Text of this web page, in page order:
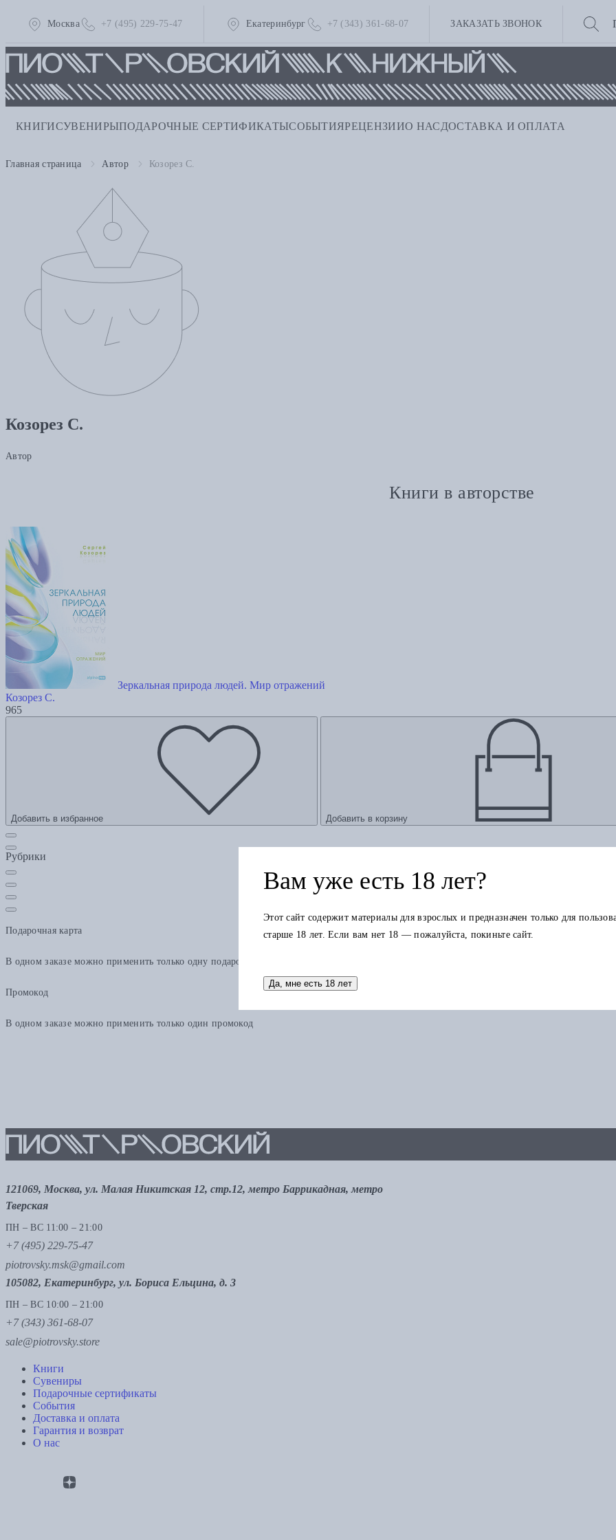
Москва +7 (495) 229-75-47 Екатеринбург +7 (343) 361-68-07 ЗАКАЗАТЬ ЗВОНОК
КНИГИСУВЕНИРЫПОДАРОЧНЫЕ СЕРТИФИКАТЫСОБЫТИЯРЕЦЕНЗИИО НАС ДОСТАВКА И ОПЛАТА
Главная страница Автор Козорез С.
Козорез С.
Автор
Книги в авторстве
Зеркальная природа людей. Мир отражений
Козорез С.
965
Добавить в избранное Добавить в корзину
Рубрики
Подарочная карта
В одном заказе можно применить только одну подарочную карту. Остаток по карте можно использовать в других заказах.
Промокод
В одном заказе можно применить только один промокод
121069, Москва, ул. Малая Никитская 12, стр.12, метро Баррикадная, метро
Тверская
ПН – ВС 11:00 – 21:00
+7 (495) 229-75-47
piotrovsky.msk@gmail.com
105082, Екатеринбург, ул. Бориса Ельцина, д. 3
ПН – ВС 10:00 – 21:00
+7 (343) 361-68-07
sale@piotrovsky.store
Книги
Сувениры
Подарочные сертификаты
События
Доставка и оплата
Гарантия и возврат
О нас
Вам уже есть 18 лет?
Этот сайт содержит материалы для взрослых и предназначен только для
старше 18 лет. Если вам нет 18 — пожалуйста, покиньте сайт.
Да, мне есть 18 лет